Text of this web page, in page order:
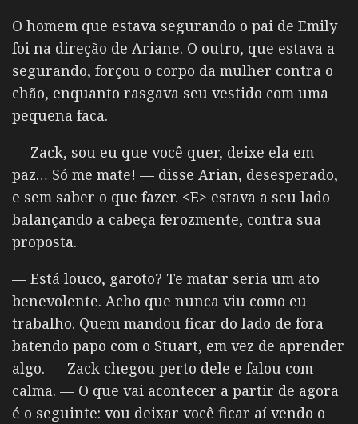
O homem que estava segurando o pai de Emily
foi na direção de Ariane. O outro, que estava a
segurando, forçou o corpo da mulher contra o
chão, enquanto rasgava seu vestido com uma
pequena faca.
— Zack, sou eu que você quer, deixe ela em
paz… Só me mate! — disse Arian, desesperado,
e sem saber o que fazer. <E> estava a seu lado
balançando a cabeça ferozmente, contra sua
proposta.
— Está louco, garoto? Te matar seria um ato
benevolente. Acho que nunca viu como eu
trabalho. Quem mandou ficar do lado de fora
batendo papo com o Stuart, em vez de aprender
algo. — Zack chegou perto dele e falou com
calma. — O que vai acontecer a partir de agora
é o seguinte: vou deixar você ficar aí vendo o